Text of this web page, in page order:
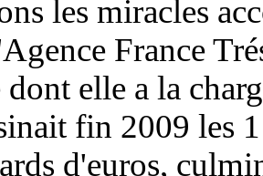
les miracles
France
dont elle a la
fin 2009 les
d'euros,